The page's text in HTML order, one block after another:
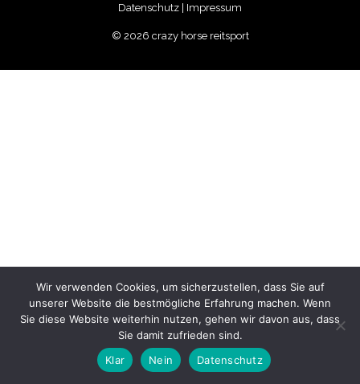
Datenschutz Impressum
© 2026 crazy horse reitsport
Wir verwenden Cookies, um sicherzustellen, dass Sie auf
unserer Website die bestmögliche Erfahrung machen. Wenn
Sie diese Website weiterhin nutzen, gehen wir davon aus, dass
Sie damit zufrieden sind.
Klar
Nein Datenschutz